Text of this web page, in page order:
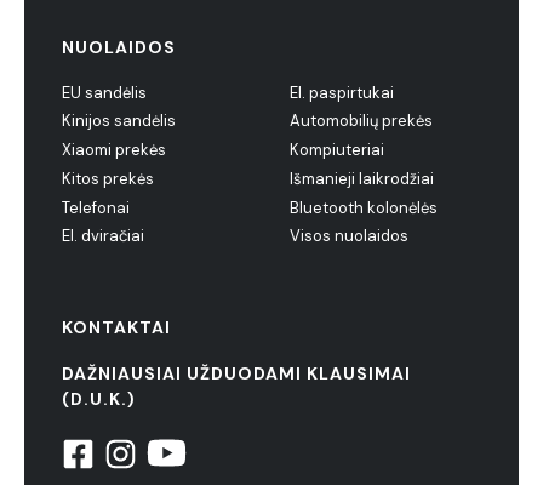
NUOLAIDOS
EU sandėlis
Kinijos sandėlis
Xiaomi prekės
Kitos prekės
Telefonai
El. dviračiai
El. paspirtukai
Automobilių prekės
Kompiuteriai
Išmanieji laikrodžiai
Bluetooth kolonėlės
Visos nuolaidos
KONTAKTAI
DAŽNIAUSIAI UŽDUODAMI KLAUSIMAI
(D.U.K.)